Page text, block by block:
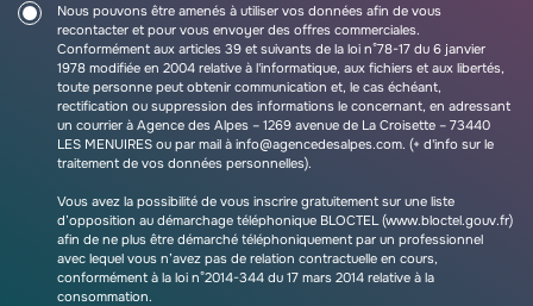
Nous pouvons être amenés à utiliser vos données afin de vous
recontacter et pour vous envoyer des offres commerciales.
Conformément aux articles 39 et suivants de la loi n°78-17 du 6 janvier
1978 modifiée en 2004 relative à l'informatique, aux fichiers et aux libertés,
toute personne peut obtenir communication et, le cas échéant,
rectification ou suppression des informations le concernant, en adressant
un courrier à Agence des Alpes – 1269 avenue de La Croisette – 73440
LES MENUIRES ou par mail à info@agencedesalpes.com. (+ d'info sur le
traitement de vos données personnelles).
Vous avez la possibilité de vous inscrire gratuitement sur une liste
d’opposition au démarchage téléphonique BLOCTEL (www.bloctel.gouv.fr)
afin de ne plus être démarché téléphoniquement par un professionnel
avec lequel vous n’avez pas de relation contractuelle en cours,
conformément à la loi n°2014-344 du 17 mars 2014 relative à la
consommation.